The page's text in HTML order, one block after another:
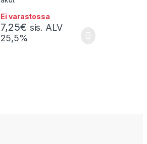
Ei varastossa
7,25€ sis. ALV
25,5%